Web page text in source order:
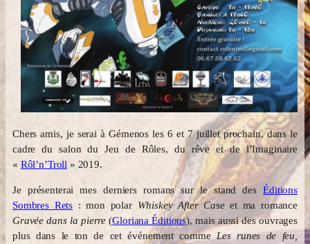
Chers amis, je serai à Gémenos les 6 et 7 juillet prochain, dans le
cadre du salon du Jeu de Rôles, du rêve et de l’Imaginaire
« Rôl’n’Troll » 2019.
Je présenterai mes derniers romans sur le stand desÉditions
Sombres Rets : mon polar Whiskey After Caseet ma romance
Gravée dans la pierre (Gloriana Éditions), mais aussi des ouvrages
plus dans le ton de cet événement comme Les runes de feu,